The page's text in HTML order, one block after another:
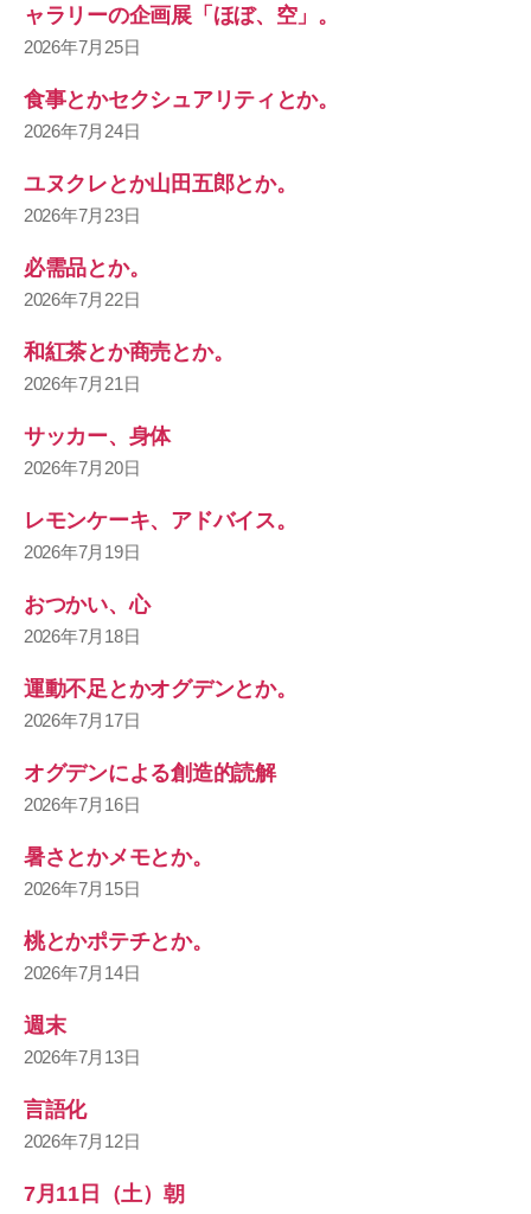
ャラリーの企画展「ほぼ、空」。
2026年7月25日
食事とかセクシュアリティとか。
2026年7月24日
ユヌクレとか山田五郎とか。
2026年7月23日
必需品とか。
2026年7月22日
和紅茶とか商売とか。
2026年7月21日
サッカー、身体
2026年7月20日
レモンケーキ、アドバイス。
2026年7月19日
おつかい、心
2026年7月18日
運動不足とかオグデンとか。
2026年7月17日
オグデンによる創造的読解
2026年7月16日
暑さとかメモとか。
2026年7月15日
桃とかポテチとか。
2026年7月14日
週末
2026年7月13日
言語化
2026年7月12日
7月11日（土）朝